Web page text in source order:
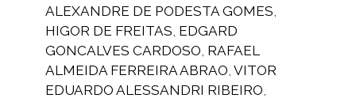
ALEXANDRE DE PODESTA GOMES
HIGOR DE FREITAS EDGARD
GONCALVES CARDOSO RAFAEL
ALMEIDA FERREIRA ABRAO VITOR
EDUARDO ALESSANDRI RIBEIRO